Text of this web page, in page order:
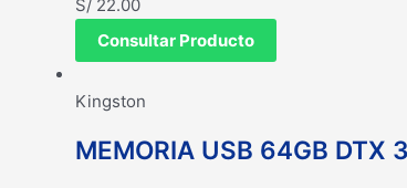
S/ 22.00
Consultar Producto
Kingston
MEMORIA USB 64GB DTX